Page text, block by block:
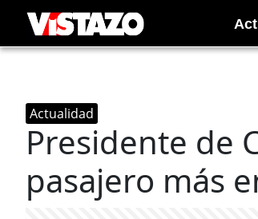
Actualidad
Presidente de
pasajero más